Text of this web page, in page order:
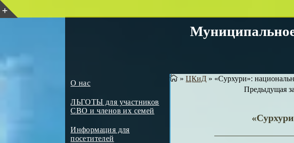
О нас
ЛЬГОТЫ для участников
СВО и членов их семей
Информация для
посетителей
» ЦКиД » «Сурхури»:
Предыдущая